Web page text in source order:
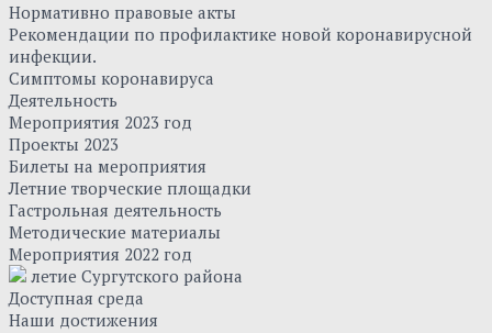
Нормативно правовые акты
Рекомендации по профилактике новой коронавирусной
инфекции.
Симптомы коронавируса
Деятельность
Мероприятия 2023 год
Проекты 2023
Билеты на мероприятия
Летние творческие площадки
Гастрольная деятельность
Методические материалы
Мероприятия 2022 год
летие Сургутского района
Доступная среда
Наши достижения